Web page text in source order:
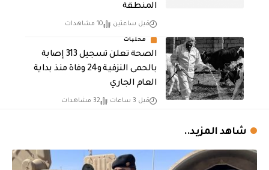
المنطقة
قبل ساعتين 10 مشاهدات
محليات
الصحة تعلن تسجيل 313 إصابة
بالحمى النزفية و24 وفاة منذ بداية
العام الجاري
قبل 3 ساعات 32 مشاهدات
شاهد المزيد..